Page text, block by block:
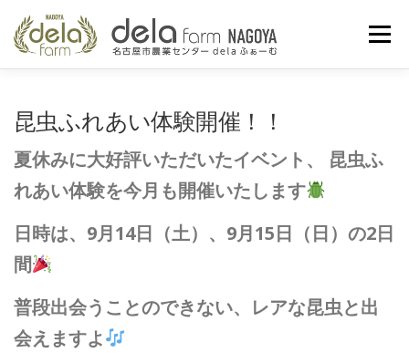
メニュー
お問い合わせ 交通アクセス INSTAGRAM
昆虫ふれあい体験開催！！
夏休みに大好評いただいたイベント、 昆虫ふ
れあい体験を今月も開催いたします
日時は、9月14日（土）、9月15日（日）の2日
間
普段出会うことのできない、レアな昆虫と出
会えますよ